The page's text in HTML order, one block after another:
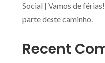
Social | Vamos de
parte deste caminho.
Recent